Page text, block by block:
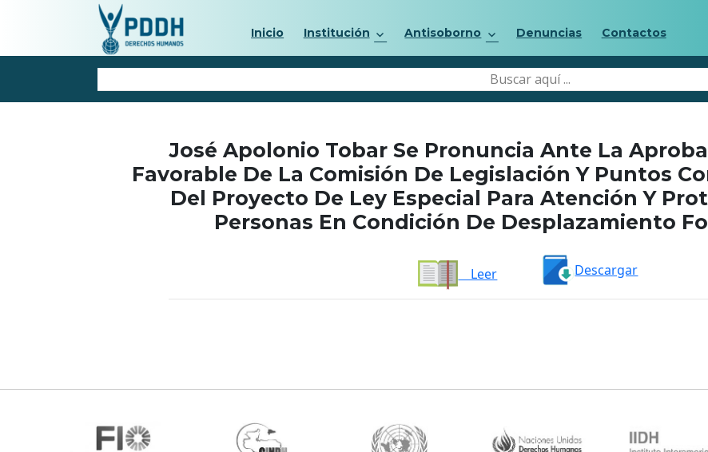
Inicio Institución Antisoborno Denuncias Contactos
José Apolonio Tobar Se Pronuncia Ante La
Favorable De La Comisión De Legislación Y Puntos
Del Proyecto De Ley Especial Para Atención Y
Personas En Condición De Desplazamiento
Leer Descargar